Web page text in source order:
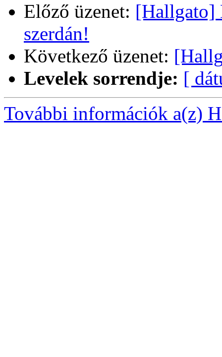
Előző üzenet: [Hallgato]
szerdán!
Következő üzenet:
Levelek sorrendje: [
További információk a(z)